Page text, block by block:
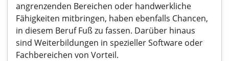
angrenzenden Bereichen oder handwerkliche
Fähigkeiten mitbringen, haben ebenfalls Chancen,
in diesem Beruf Fuß zu fassen. Darüber hinaus
sind Weiterbildungen in spezieller Software oder
Fachbereichen von Vorteil.